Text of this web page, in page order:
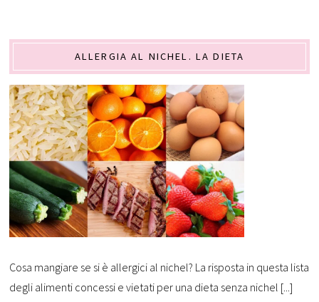
ALLERGIA AL NICHEL. LA DIETA
Cosa mangiare se si è allergici al nichel? La risposta in questa lista
degli alimenti concessi e vietati per una dieta senza nichel [...]